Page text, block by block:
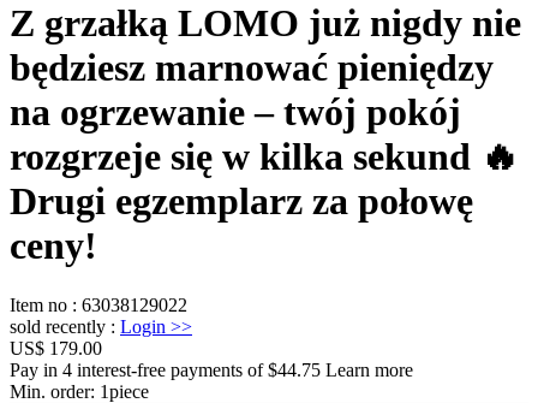
Z grzałką LOMO już nigdy nie
będziesz marnować pieniędzy
na ogrzewanie – twój pokój
rozgrzeje się w kilka sekund 🔥
Drugi egzemplarz za połowę
ceny!
Item no : 63038129022
sold recently : Login >>
US$ 179.00
Pay in 4 interest-free payments of $44.75 Learn more
Min. order: 1piece